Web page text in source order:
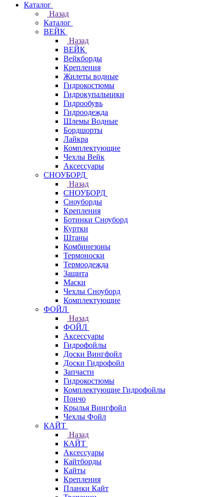
Каталог
Назад
Каталог
ВЕЙК
Назад
ВЕЙК
Вейкборды
Крепления
Жилеты водные
Гидрокостюмы
Гидрокупальники
Гидрообувь
Гидроодежда
Шлемы Водные
Бордшорты
Лайкра
Комплектующие
Чехлы Вейк
Аксессуары
СНОУБОРД
Назад
СНОУБОРД
Сноуборды
Крепления
Ботинки Сноуборд
Куртки
Штаны
Комбинезоны
Термоноски
Термоодежда
Защита
Маски
Чехлы Сноуборд
Комплектующие
ФОЙЛ
Назад
ФОЙЛ
Аксессуары
Гидрофойлы
Доски Вингфойл
Доски Гидрофойл
Запчасти
Гидрокостюмы
Комплектующие Гидрофойлы
Пончо
Крылья Вингфойл
Чехлы Фойл
КАЙТ
Назад
КАЙТ
Аксессуары
Кайтборды
Кайты
Крепления
Планки Кайт